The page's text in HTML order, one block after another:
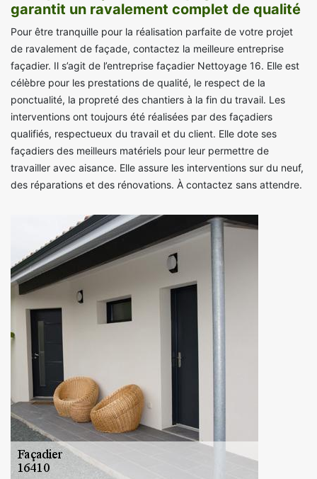
garantit un ravalement complet de qualité
Pour être tranquille pour la réalisation parfaite de votre projet
de ravalement de façade, contactez la meilleure entreprise
façadier. Il s’agit de l’entreprise façadier Nettoyage 16. Elle est
célèbre pour les prestations de qualité, le respect de la
ponctualité, la propreté des chantiers à la fin du travail. Les
interventions ont toujours été réalisées par des façadiers
qualifiés, respectueux du travail et du client. Elle dote ses
façadiers des meilleurs matériels pour leur permettre de
travailler avec aisance. Elle assure les interventions sur du neuf,
des réparations et des rénovations. À contactez sans attendre.